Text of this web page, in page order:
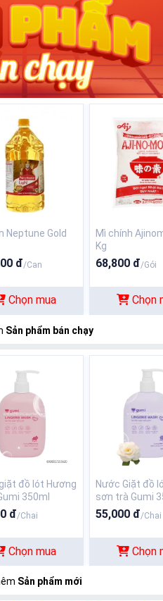
Neptune Gold
đ/Can
Chọn mua
Mì chính
Kg
68,800 đ/Gói
Chọn
Sản phẩm bán chạy
đồ lót Hương
350ml
đ/Chai
Chọn mua
Nước Giặt đồ
sơn trà Gumi
55,000 đ/Chai
Chọn
Sản phẩm mới